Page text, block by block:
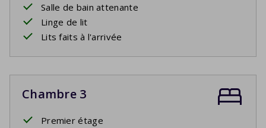
Salle de bain attenante
Linge de lit
Lits faits à l'arrivée
Chambre 3
Premier étage